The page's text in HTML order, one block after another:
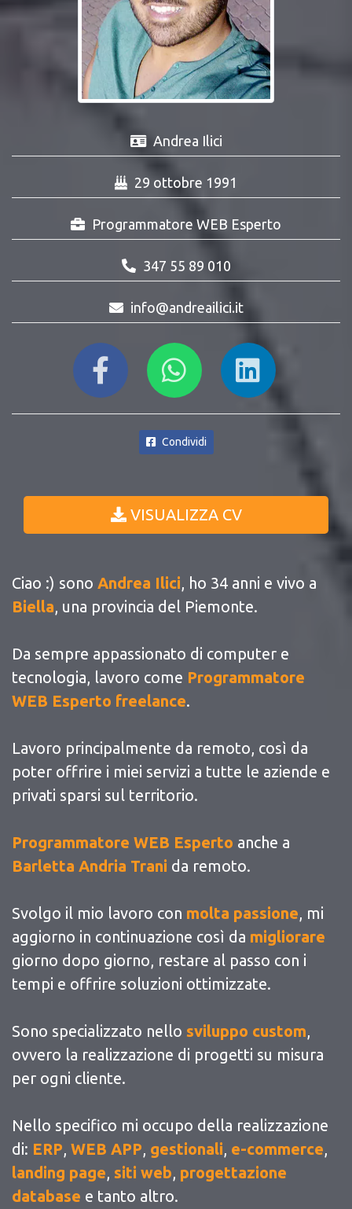
Andrea Ilici
29 ottobre 1991
Programmatore WEB Esperto
347 55 89 010
info@andreailici.it
Condividi
VISUALIZZA CV
Ciao :) sono Andrea Ilici, ho 34 anni e vivo a
Biella, una provincia del Piemonte.
Da sempre appassionato di computer e
tecnologia, lavoro come Programmatore
WEB Esperto freelance.
Lavoro principalmente da remoto, così da
poter offrire i miei servizi a tutte le aziende e
privati sparsi sul territorio.
Programmatore WEB Esperto anche a
Barletta Andria Trani da remoto.
Svolgo il mio lavoro con molta passione, mi
aggiorno in continuazione così da migliorare
giorno dopo giorno, restare al passo con i
tempi e offrire soluzioni ottimizzate.
Sono specializzato nello sviluppo custom,
ovvero la realizzazione di progetti su misura
per ogni cliente.
Nello specifico mi occupo della realizzazione
di: ERP, WEB APP, gestionali, e-commerce,
landing page, siti web, progettazione
database e tanto altro.